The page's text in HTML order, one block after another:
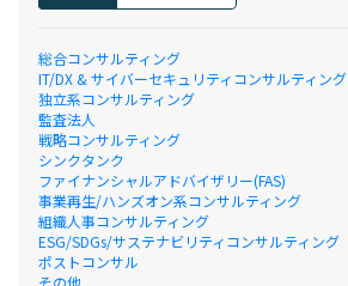
総合コンサルティング
IT/DX & サイバーセキュリティコンサルティング
独立系コンサルティング
監査法人
戦略コンサルティング
シンクタンク
ファイナンシャルアドバイザリー(FAS)
事業再生/ハンズオン系コンサルティング
組織人事コンサルティング
ESG/SDGs/サステナビリティコンサルティング
ポストコンサル
その他